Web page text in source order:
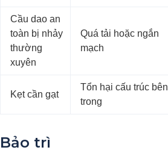
Cầu dao an
toàn bị nhảy
thường
xuyên
Quá tải hoặc ngắn
mạch
Kẹt cần gạt
Tổn hại cấu trúc bên
trong
Bảo trì